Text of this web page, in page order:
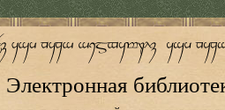
Электронная